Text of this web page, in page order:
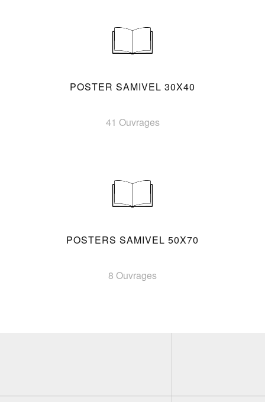
POSTER SAMIVEL 30X40
41 Ouvrages
POSTERS SAMIVEL 50X70
8 Ouvrages